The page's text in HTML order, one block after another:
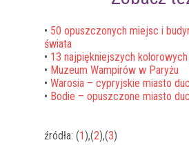
• 50 opuszczonych miejsc i
świata
• 13 najpiękniejszych
• Muzeum Wampirów w Paryżu
• Warosia – cypryjskie miasto
• Bodie – opuszczone miasto
źródła: (1),(2),(3)